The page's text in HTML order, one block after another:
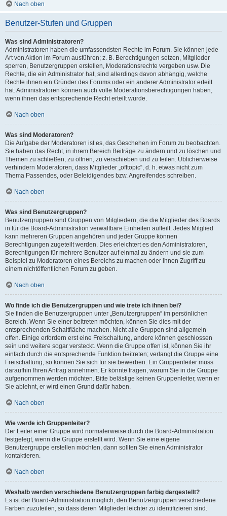
Nach oben
Benutzer-Stufen und Gruppen
Was sind Administratoren?
Administratoren haben die umfassendsten Rechte im Forum. Sie können jede
Art von Aktion im Forum ausführen; z. B. Berechtigungen setzen, Mitglieder
sperren, Benutzergruppen erstellen, Moderationsrechte vergeben usw. Die
Rechte, die ein Administrator hat, sind allerdings davon abhängig, welche
Rechte ihnen ein Gründer des Forums oder ein anderer Administrator erteilt
hat. Administratoren können auch volle Moderationsberechtigungen haben,
wenn ihnen das entsprechende Recht erteilt wurde.
Nach oben
Was sind Moderatoren?
Die Aufgabe der Moderatoren ist es, das Geschehen im Forum zu beobachten.
Sie haben das Recht, in ihrem Bereich Beiträge zu ändern und zu löschen und
Themen zu schließen, zu öffnen, zu verschieben und zu teilen. Üblicherweise
verhindern Moderatoren, dass Mitglieder „offtopic“, d. h. etwas nicht zum
Thema Passendes, oder Beleidigendes bzw. Angreifendes schreiben.
Nach oben
Was sind Benutzergruppen?
Benutzergruppen sind Gruppen von Mitgliedern, die die Mitglieder des Boards
in für die Board-Administration verwaltbare Einheiten aufteilt. Jedes Mitglied
kann mehreren Gruppen angehören und jeder Gruppe können
Berechtigungen zugeteilt werden. Dies erleichtert es den Administratoren,
Berechtigungen für mehrere Benutzer auf einmal zu ändern und sie zum
Beispiel zu Moderatoren eines Bereichs zu machen oder ihnen Zugriff zu
einem nichtöffentlichen Forum zu geben.
Nach oben
Wo finde ich die Benutzergruppen und wie trete ich ihnen bei?
Sie finden die Benutzergruppen unter „Benutzergruppen“ im persönlichen
Bereich. Wenn Sie einer beitreten möchten, können Sie dies mit der
entsprechenden Schaltfläche machen. Nicht alle Gruppen sind allgemein
offen. Einige erfordern erst eine Freischaltung, andere können geschlossen
sein und weitere sogar versteckt. Wenn die Gruppe offen ist, können Sie ihr
einfach durch die entsprechende Funktion beitreten; verlangt die Gruppe eine
Freischaltung, so können Sie sich für sie bewerben. Ein Gruppenleiter muss
daraufhin Ihren Antrag annehmen. Er könnte fragen, warum Sie in die Gruppe
aufgenommen werden möchten. Bitte belästige keinen Gruppenleiter, wenn er
Sie ablehnt, er wird einen Grund dafür haben.
Nach oben
Wie werde ich Gruppenleiter?
Der Leiter einer Gruppe wird normalerweise durch die Board-Administration
festgelegt, wenn die Gruppe erstellt wird. Wenn Sie eine eigene
Benutzergruppe erstellen möchten, dann sollten Sie einen Administrator
kontaktieren.
Nach oben
Weshalb werden verschiedene Benutzergruppen farbig dargestellt?
Es ist der Board-Administration möglich, den Benutzergruppen verschiedene
Farben zuzuteilen, so dass deren Mitglieder leichter zu identifizieren sind.